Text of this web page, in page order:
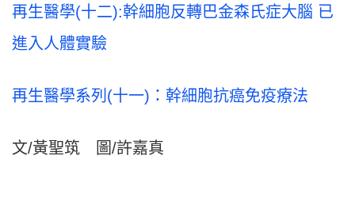
再生醫學(十二):幹細胞反轉巴金森氏症大腦 已
進入人體實驗
再生醫學系列(十一)：幹細胞抗癌免疫療法
文/黃聖筑 圖/許嘉真